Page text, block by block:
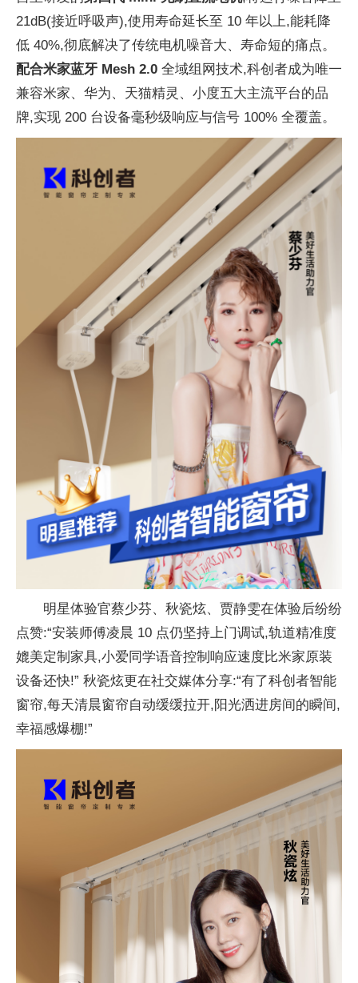
21dB(接近呼吸声),使用寿命延长至 10 年以上,能耗降
低 40%,彻底解决了传统电机噪音大、寿命短的痛点。
配合米家蓝牙 Mesh 2.0 全域组网技术,科创者成为唯一
兼容米家、华为、天猫精灵、小度五大主流平台的品
牌,实现 200 台设备毫秒级响应与信号 100% 全覆盖。
明星体验官蔡少芬、秋瓷炫、贾静雯在体验后纷纷
点赞:“安装师傅凌晨 10 点仍坚持上门调试,轨道精准度
媲美定制家具,小爱同学语音控制响应速度比米家原装
设备还快!” 秋瓷炫更在社交媒体分享:“有了科创者智能
窗帘,每天清晨窗帘自动缓缓拉开,阳光洒进房间的瞬间,
幸福感爆棚!”